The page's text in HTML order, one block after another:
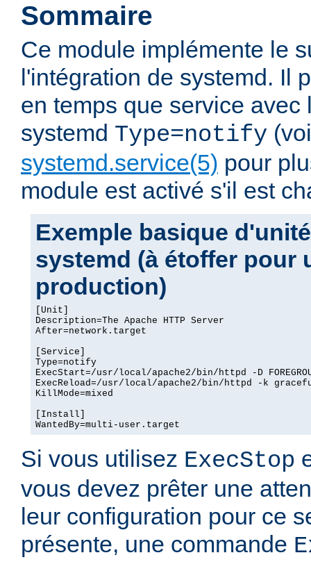
Sommaire
Ce module implémente le
l'intégration de systemd. Il
en temps que service avec
systemd Type=notify
systemd.service(5) pour
module est activé s'il est
Exemple basique
systemd (à étoffer pour
production)
[Unit]
Description=The Apache HTTP Server
After=network.target
[Service]
Type=notify
ExecStart=/usr/local/apache2/bin/httpd -D
ExecReload=/usr/local/apache2/bin/httpd -k
KillMode=mixed
[Install]
WantedBy=multi-user.target
Si vous utilisez ExecStop
vous devez prêter une
leur configuration pour ce
présente, une commande